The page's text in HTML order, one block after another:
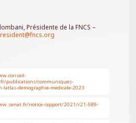
Présidente de la FNCS –
publications/communiques-
latlas-demographie-medicale-2023
notice-rapport/2021/r21-589-